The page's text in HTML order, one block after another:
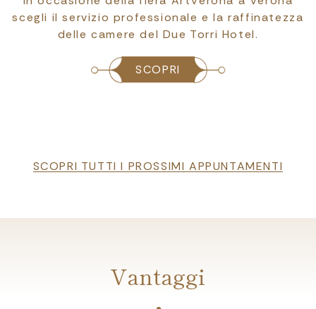
e la raffinatezza
Due Torri Hotel.
Italia a Verona
la
SCOPRI TUTTI I PROSSIMI APPUNTAMENTI
Vantaggi